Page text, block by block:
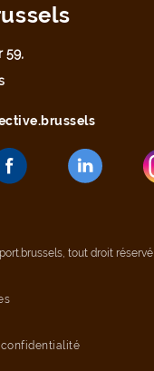
59,
tout droit réservé